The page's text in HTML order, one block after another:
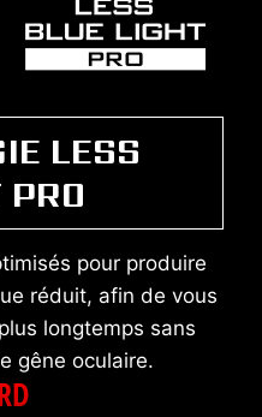
LESS
pour produire
réduit, afin de vous
longtemps sans
gêne oculaire.